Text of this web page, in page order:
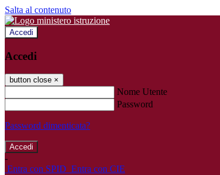
Salta al contenuto
Accedi
Accedi
button close ×
Nome Utente
Password
Password dimenticata?
-
Entra con SPID Entra con CIE